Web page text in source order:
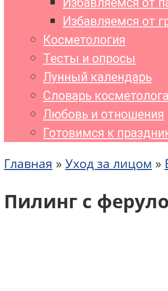
Избавляемся от
Косметология
Тесты и опросы
Лунный календарь
Словарь косметолога
Любовь и отношения
Готовимся к
Главная » Уход за лицом »
Пилинг с